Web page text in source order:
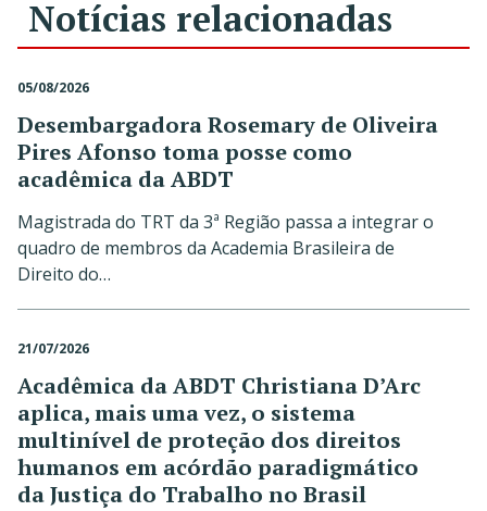
Notícias relacionadas
05/08/2026
Desembargadora Rosemary de Oliveira
Pires Afonso toma posse como
acadêmica da ABDT
Magistrada do TRT da 3ª Região passa a integrar o
quadro de membros da Academia Brasileira de
Direito do…
21/07/2026
Acadêmica da ABDT Christiana D’Arc
aplica, mais uma vez, o sistema
multinível de proteção dos direitos
humanos em acórdão paradigmático
da Justiça do Trabalho no Brasil